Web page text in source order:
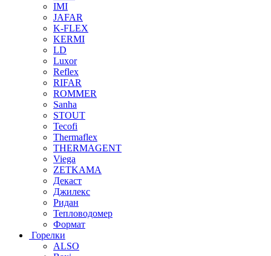
IMI
JAFAR
K-FLEX
KERMI
LD
Luxor
Reflex
RIFAR
ROMMER
Sanha
STOUT
Tecofi
Thermaflex
THERMAGENT
Viega
ZETKAMA
Декаст
Джилекс
Ридан
Тепловодомер
Формат
Горелки
ALSO